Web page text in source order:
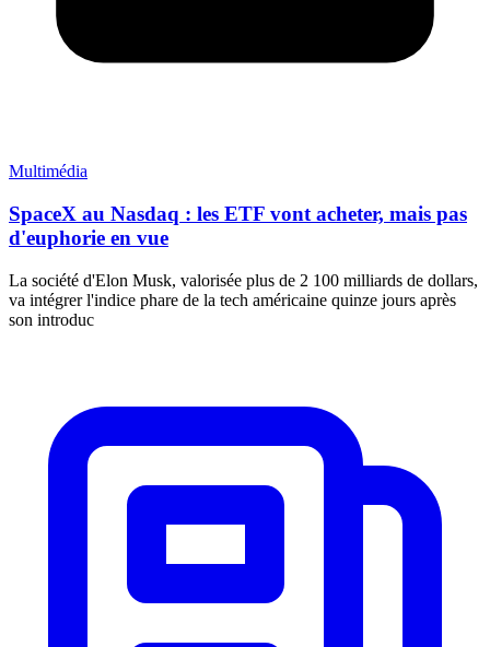
Multimédia
SpaceX au Nasdaq : les ETF vont acheter, mais pas
d'euphorie en vue
La société d'Elon Musk, valorisée plus de 2 100 milliards de dollars,
va intégrer l'indice phare de la tech américaine quinze jours après
son introduc